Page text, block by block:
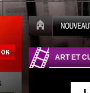
ART ET